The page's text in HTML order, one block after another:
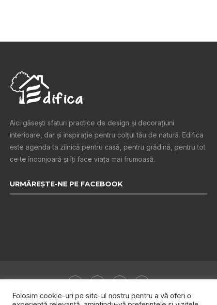
Aici găsești sfaturi practice de design şi decoraţiuni
interioare, dar și inspiraţie pentru colţul tău de natură. Edifica
este agenda ta zilnică pentru casă, pentru grădină, pentru tot
ce te înconjoară şi îţi face viaţa mai frumoasă.
URMĂREȘTE-NE PE FACEBOOK
Folosim cookie-uri pe site-ul nostru pentru a vă oferi o